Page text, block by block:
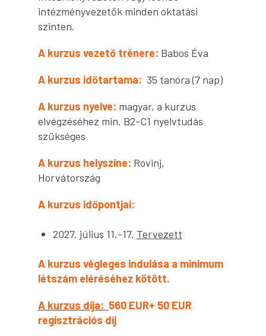
intézményvezetők minden oktatási
szinten.
A kurzus vezető trénere: Babos Éva
A kurzus időtartama: 35 tanóra (7 nap)
A kurzus nyelve: magyar, a kurzus
elvégzéséhez min. B2-C1 nyelvtudás
szükséges
A kurzus helyszíne: Rovinj,
Horvátország
A kurzus időpontjai:
2027. július 11.-17. Tervezett
A kurzus végleges indulása a minimum
létszám eléréséhez kötött.
A kurzus díja: 560 EUR+ 50 EUR
regisztrációs díj